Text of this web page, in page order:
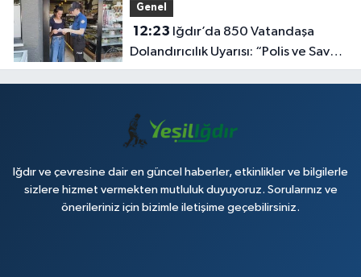
başladı
Genel
12:23
Dolandırıcılık Uyarısı: “Polis ve Savcı
Para İstemez”
Iğdır ve çevresine dair en güncel haberler, etkinlikler ve bilgilerle
sizlere hizmet vermekten mutluluk duyuyoruz. Sorularınız ve
önerileriniz için bizimle iletişime geçebilirsiniz.